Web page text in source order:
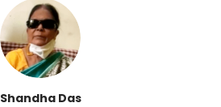
Shandha Das